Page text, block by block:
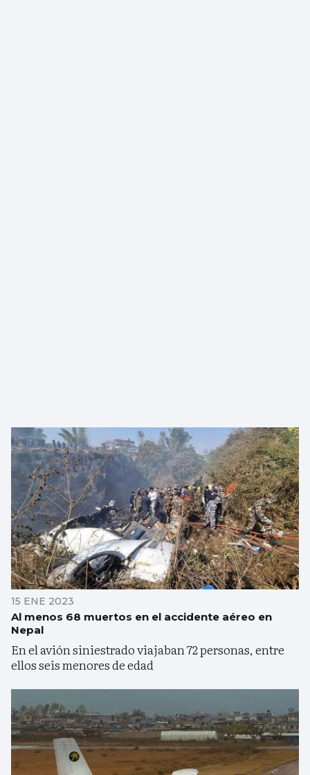
15 ENE 2023
Al menos 68 muertos en el accidente aéreo en
Nepal
En el avión siniestrado viajaban 72 personas, entre
ellos seis menores de edad